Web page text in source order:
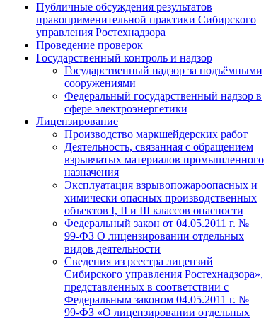
Публичные обсуждения результатов
правоприменительной практики Сибирского
управления Ростехнадзора
Проведение проверок
Государственный контроль и надзор
Государственный надзор за подъёмными
сооружениями
Федеральный государственный надзор в
сфере электроэнергетики
Лицензирование
Производство маркшейдерских работ
Деятельность, связанная с обращением
взрывчатых материалов промышленного
назначения
Эксплуатация взрывопожароопасных и
химически опасных производственных
объектов I, II и III классов опасности
Федеральный закон от 04.05.2011 г. №
99-ФЗ О лицензировании отдельных
видов деятельности
Сведения из реестра лицензий
Сибирского управления Ростехнадзора»,
представленных в соответствии с
Федеральным законом 04.05.2011 г. №
99-ФЗ «О лицензировании отдельных